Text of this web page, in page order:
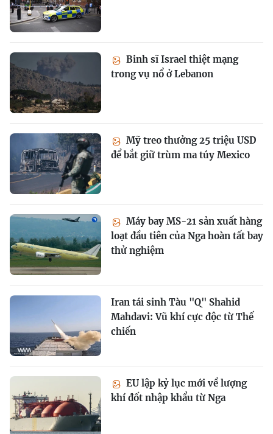
Binh sĩ Israel thiệt mạng
trong vụ nổ ở Lebanon
Mỹ treo thưởng 25 triệu USD
để bắt giữ trùm ma túy Mexico
Máy bay MS-21 sản xuất hàng
loạt đầu tiên của Nga hoàn tất bay
thử nghiệm
Iran tái sinh Tàu "Q" Shahid
Mahdavi: Vũ khí cực độc từ Thế
chiến
EU lập kỷ lục mới về lượng
khí đốt nhập khẩu từ Nga